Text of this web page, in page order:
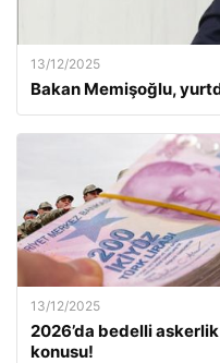
13/12/2025
Bakan Memişoğlu,
13/12/2025
2026’da bedelli
konusu!